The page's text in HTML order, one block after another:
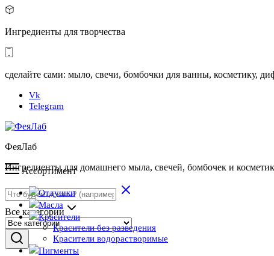
Ингредиенты для творчества
сделайте сами: мыло, свечи, бомбочки для ванны, косметику,
Vk
Telegram
ФеяЛаб
Ингредиенты для домашнего мыла, свечей, бомбочек и
Все категории
Ассортимент
Отдушки
Масла
Красители
Красители без разведения
Красители водорастворимые
Пигменты